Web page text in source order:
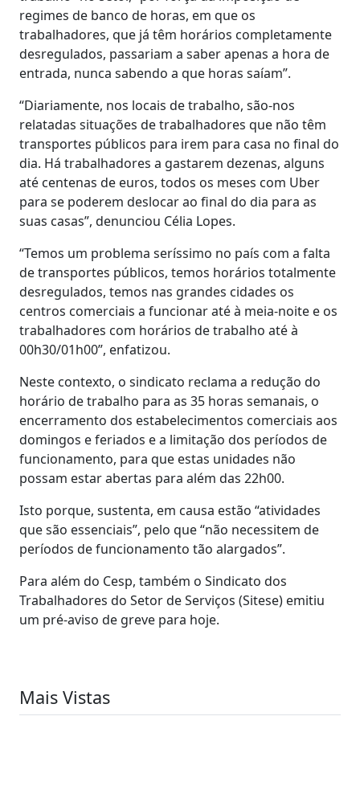
regimes de banco de horas, em que os
trabalhadores, que já têm horários completamente
desregulados, passariam a saber apenas a hora de
entrada, nunca sabendo a que horas saíam”.
“Diariamente, nos locais de trabalho, são-nos
relatadas situações de trabalhadores que não têm
transportes públicos para irem para casa no final do
dia. Há trabalhadores a gastarem dezenas, alguns
até centenas de euros, todos os meses com Uber
para se poderem deslocar ao final do dia para as
suas casas”, denunciou Célia Lopes.
“Temos um problema seríssimo no país com a falta
de transportes públicos, temos horários totalmente
desregulados, temos nas grandes cidades os
centros comerciais a funcionar até à meia-noite e os
trabalhadores com horários de trabalho até à
00h30/01h00”, enfatizou.
Neste contexto, o sindicato reclama a redução do
horário de trabalho para as 35 horas semanais, o
encerramento dos estabelecimentos comerciais aos
domingos e feriados e a limitação dos períodos de
funcionamento, para que estas unidades não
possam estar abertas para além das 22h00.
Isto porque, sustenta, em causa estão “atividades
que são essenciais”, pelo que “não necessitem de
períodos de funcionamento tão alargados”.
Para além do Cesp, também o Sindicato dos
Trabalhadores do Setor de Serviços (Sitese) emitiu
um pré-aviso de greve para hoje.
Mais Vistas